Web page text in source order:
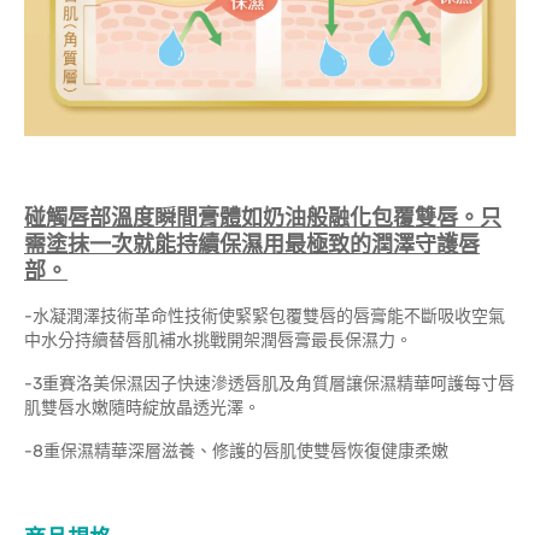
碰觸唇部溫度瞬間膏體如奶油般融化包覆雙唇。只
需塗抹一次就能持續保濕用最極致的潤澤守護唇
部。
-水凝潤澤技術革命性技術使緊緊包覆雙唇的唇膏能不斷吸收空氣
中水分持續替唇肌補水挑戰開架潤唇膏最長保濕力。
-3重賽洛美保濕因子快速滲透唇肌及角質層讓保濕精華呵護每寸唇
肌雙唇水嫩隨時綻放晶透光澤。
-8重保濕精華深層滋養、修護的唇肌使雙唇恢復健康柔嫩